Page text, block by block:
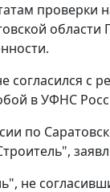
согласился с
в УФНС
по
не